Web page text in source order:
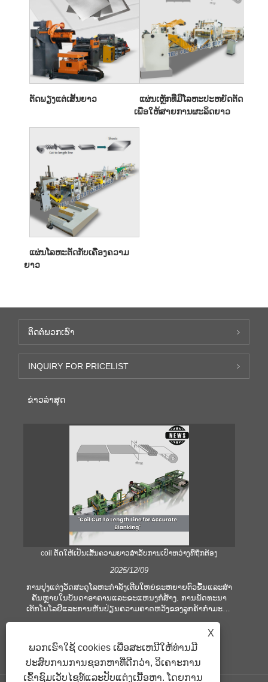
ຕັດພຽງແຕ່ເສັ້ນຍາວ
ແຜ່ນເຫຼັກທີ່ມີໂລຫະປະຫຍັດຕັດ
ເພື່ອໃຫ້ສາຍການຜະລິດຍາວ
ແຜ່ນໂລຫະຕັດກັບເຄື່ອງຄວາມ
ຍາວ
ຕິດ​ຕໍ່​ພວກ​ເຮົາ
INQUIRY FOR PRICELIST
ຂ່າວ​ລ່າ​ສຸດ
coil ຕັດໃຫ້ເປັນເສັ້ນຄວາມຍາວສໍາລັບການເປົ່າຫວ່າງທີ່ຖືກຕ້ອງ
2025/12/09
ການປຸງແຕ່ງວັດສະດຸໂລຫະກໍາລັງເຕີບໃຫຍ່ຂະຫຍາຍຕົວຂື້ນແລະສໍາ
ຄັນຫຼາຍໃນບັນດາອາຄານແລະຂະແຫນງກໍ່ສ້າງ. ການພັດທະນາ
ເຕັກໂນໂລຢີແລະການຫັນປ່ຽນຄວາມຄາດຫວັງຂອງລູກຄ້າກໍາມະກໍາ
ຕ້ອງການດ້ານຄຸນນະພາບ. ເຕັກນິກການປຸງແຕ່ງມືແບບທໍາມະດາແມ່ນ
ບໍ່ພຽງພໍທີ່ຈະຕອບສະຫນອງຄວາມຕ້ອງການຂອງອຸດສາຫະກໍາທີ່ທັນ
ສະໄຫມ, ໂດຍສະເພາະໃນການສະແຫວງຫາຄວາມຖືກຕ້ອງແລະ
ປະສິດທິພາບສູງ. ເພາະສະນັ້ນ, coil ການຕັດໄປຫາເສັ້ນຄວາມຍາວ
ໄດ້ເກີດຂື້ນເປັນອຸປະກອນປະມວນຜົນ coil.
X
ພວກເຮົາໃຊ້ cookies ເພື່ອສະເຫນີໃຫ້ທ່ານມີ
ປະສົບການການຊອກຫາທີ່ດີກວ່າ, ວິເຄາະການ
ເຂົ້າຊົມເວັບໄຊທ໌ແລະປັບແຕ່ງເນື້ອຫາ. ໂດຍການ